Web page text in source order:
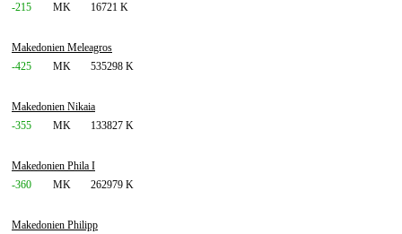
-215
MK 16721 K
Makedonien Meleagros
-425
MK 535298 K
Makedonien Nikaia
-355
MK 133827 K
Makedonien Phila I
-360
MK 262979 K
Makedonien Philipp